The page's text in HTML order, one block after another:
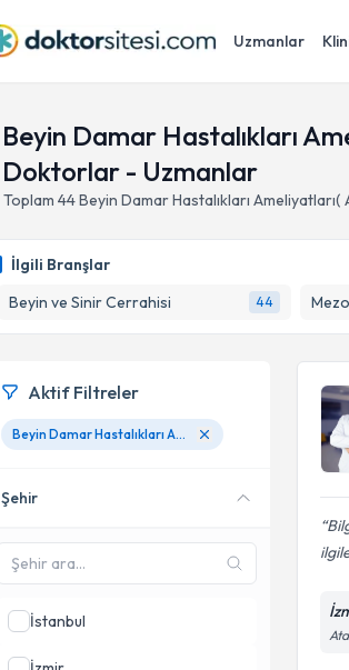
Uzmanlar
Beyin Damar Hastalıkları
Doktorlar - Uzmanlar
Toplam 44Beyin Damar Hastalıkları
İlgili Branşlar
Beyin ve Sinir Cerrahisi
44
Aktif Filtreler
Beyin Damar Hastalıkları Ameliyatları( Anevrizma, AVM, Kavernom)
Şehir
İstanbul